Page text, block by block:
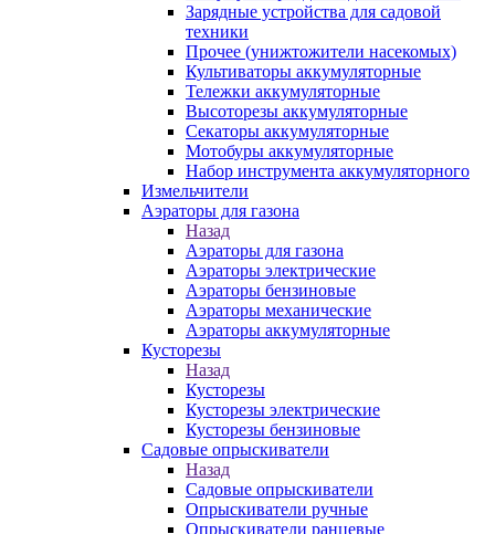
Зарядные устройства для садовой
техники
Прочее (унижтожители насекомых)
Культиваторы аккумуляторные
Тележки аккумуляторные
Высоторезы аккумуляторные
Секаторы аккумуляторные
Мотобуры аккумуляторные
Набор инструмента аккумуляторного
Измельчители
Аэраторы для газона
Назад
Аэраторы для газона
Аэраторы электрические
Аэраторы бензиновые
Аэраторы механические
Аэраторы аккумуляторные
Кусторезы
Назад
Кусторезы
Кусторезы электрические
Кусторезы бензиновые
Садовые опрыскиватели
Назад
Садовые опрыскиватели
Опрыскиватели ручные
Опрыскиватели ранцевые